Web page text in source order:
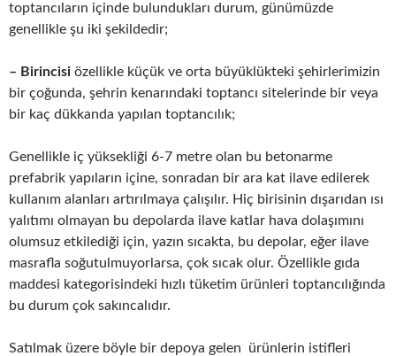
toptancıların içinde bulundukları durum, günümüzde
genellikle şu iki şekildedir;
– Birincisi özellikle küçük ve orta büyüklükteki şehirlerimizin
bir çoğunda, şehrin kenarındaki toptancı sitelerinde bir veya
bir kaç dükkanda yapılan toptancılık;
Genellikle iç yüksekliği 6-7 metre olan bu betonarme
prefabrik yapıların içine, sonradan bir ara kat ilave edilerek
kullanım alanları artırılmaya çalışılır. Hiç birisinin dışarıdan ısı
yalıtımı olmayan bu depolarda ilave katlar hava dolaşımını
olumsuz etkilediği için, yazın sıcakta, bu depolar, eğer ilave
masrafla soğutulmuyorlarsa, çok sıcak olur. Özellikle gıda
maddesi kategorisindeki hızlı tüketim ürünleri toptancılığında
bu durum çok sakıncalıdır.
Satılmak üzere böyle bir depoya gelen ürünlerin istifleri